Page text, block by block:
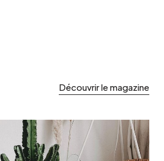
Découvrir le magazine